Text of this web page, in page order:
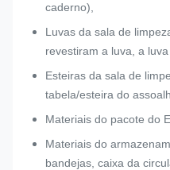
caderno),
Luvas da sala de
revestiram a luva, a
Esteiras da sala de
tabela/esteira do
Materiais do pacote do
Materiais do
bandejas, caixa da